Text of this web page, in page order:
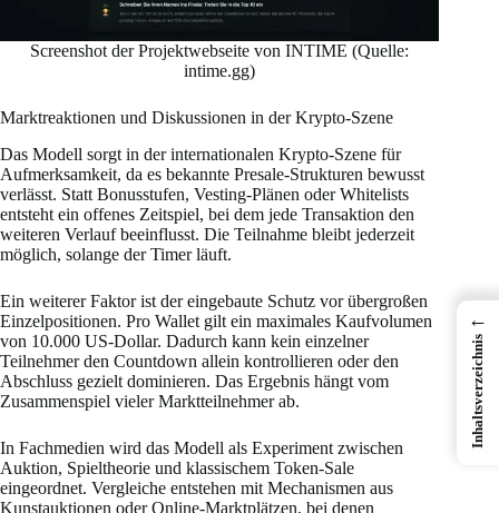
Screenshot der Projektwebseite von INTIME (Quelle:
intime.gg)
Marktreaktionen und Diskussionen in der Krypto-Szene
Das Modell sorgt in der internationalen Krypto-Szene für
Aufmerksamkeit, da es bekannte Presale-Strukturen bewusst
verlässt. Statt Bonusstufen, Vesting-Plänen oder Whitelists
entsteht ein offenes Zeitspiel, bei dem jede Transaktion den
weiteren Verlauf beeinflusst. Die Teilnahme bleibt jederzeit
möglich, solange der Timer läuft.
Ein weiterer Faktor ist der eingebaute Schutz vor übergroßen
Einzelpositionen. Pro Wallet gilt ein maximales Kaufvolumen
von 10.000 US-Dollar. Dadurch kann kein einzelner
Teilnehmer den Countdown allein kontrollieren oder den
Abschluss gezielt dominieren. Das Ergebnis hängt vom
Zusammenspiel vieler Marktteilnehmer ab.
In Fachmedien wird das Modell als Experiment zwischen
Auktion, Spieltheorie und klassischem Token-Sale
eingeordnet. Vergleiche entstehen mit Mechanismen aus
Kunstauktionen oder Online-Marktplätzen, bei denen
←
Inhaltsverzeichnis